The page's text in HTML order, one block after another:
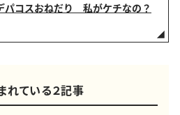
パコスおねだり 私がケチなの？
れている２記事